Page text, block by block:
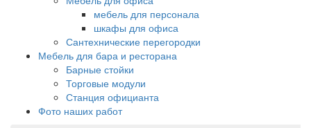
мебель для персонала
шкафы для офиса
Сантехнические перегородки
Мебель для бара и ресторана
Барные стойки
Торговые модули
Станция официанта
Фото наших работ